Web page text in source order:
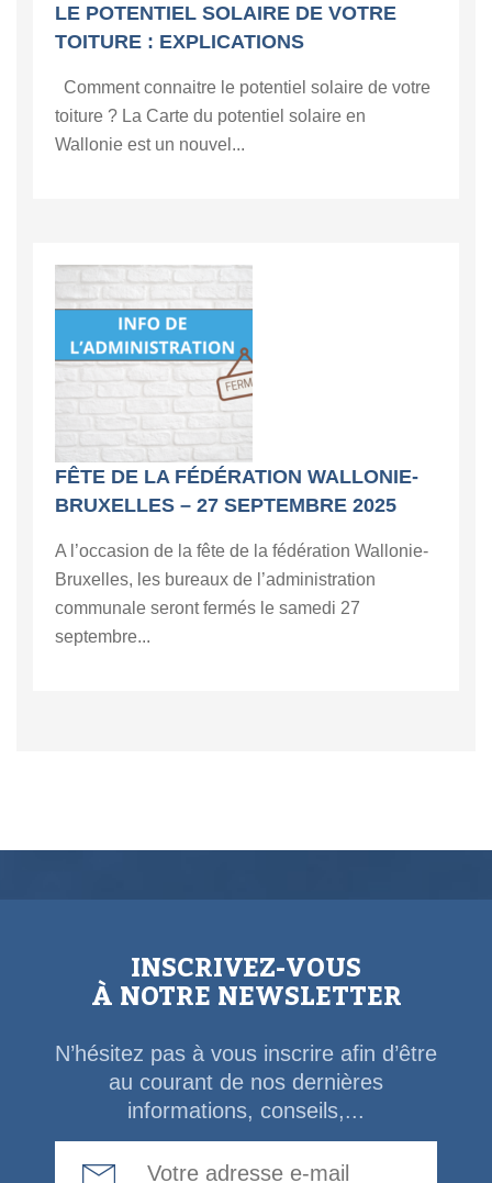
LE POTENTIEL SOLAIRE DE VOTRE
TOITURE : EXPLICATIONS
Comment connaitre le potentiel solaire de votre
toiture ? La Carte du potentiel solaire en
Wallonie est un nouvel...
FÊTE DE LA FÉDÉRATION WALLONIE-
BRUXELLES – 27 SEPTEMBRE 2025
A l’occasion de la fête de la fédération Wallonie-
Bruxelles, les bureaux de l’administration
communale seront fermés le samedi 27
septembre...
INSCRIVEZ-VOUS
À NOTRE NEWSLETTER
N’hésitez pas à vous inscrire afin d’être
au courant de nos dernières
informations, conseils,...